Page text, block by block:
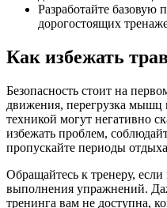
Разработайте базовую
дорогостоящих
Как избежать
Безопасность стоит на
движения, перегрузка мышц
техникой могут негативно
избежать проблем,
пропускайте периоды
Обращайтесь к тренеру,
выполнения упражнений.
тренинга вам не доступна,